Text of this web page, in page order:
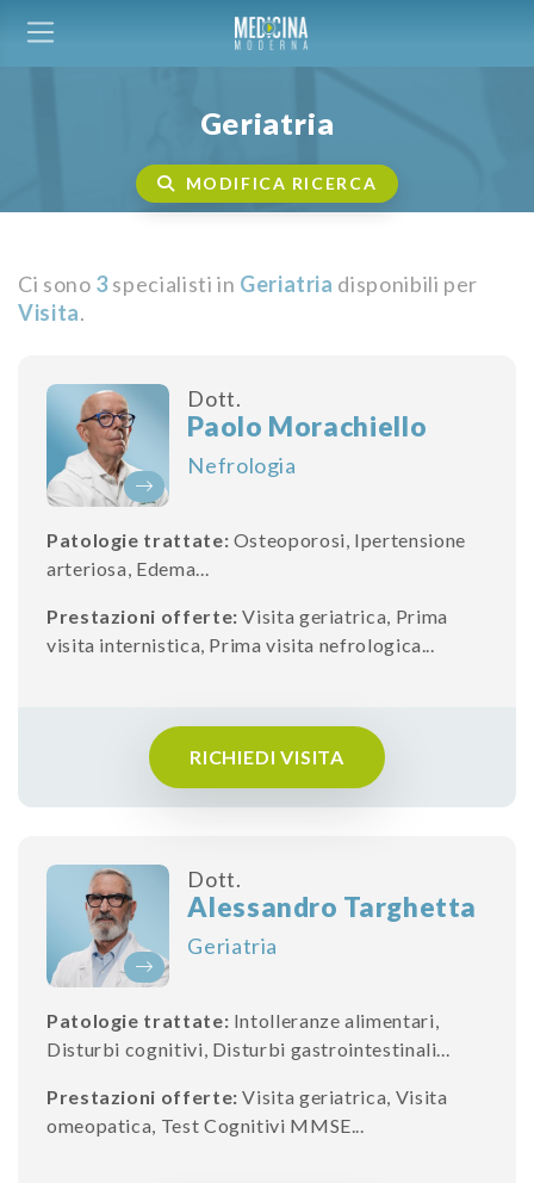
Geriatria
MODIFICA RICERCA
Ci sono 3specialisti in Geriatria disponibili per
Visita.
Dott.
Paolo Morachiello
Nefrologia
Patologie trattate: Osteoporosi, Ipertensione
arteriosa, Edema...
Prestazioni offerte:Visita geriatrica, Prima
visita internistica, Prima visita nefrologica...
RICHIEDI VISITA
Dott.
Alessandro Targhetta
Geriatria
Patologie trattate: Intolleranze alimentari,
Disturbi cognitivi, Disturbi gastrointestinali...
Prestazioni offerte:Visita geriatrica, Visita
omeopatica, Test Cognitivi MMSE...